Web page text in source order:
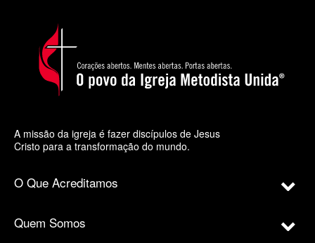
A missão da igreja é fazer discípulos de Jesus
Cristo para a transformação do mundo.
O Que Acreditamos
Quem Somos